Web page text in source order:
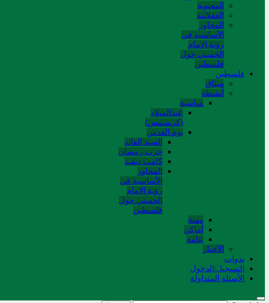
المعنوية
العقلانية
المحاور
الأساسیة في
رؤیة الإمام
الخمیني حول
فلسطین
فلسطین
میثاق
أنشطة
مناسبة
عیدالمیلاد
(کریسمس)
یوم القدس
السید القائد
حرب رمضان
کامب دیفید
المحاور
الأساسية في
رؤية الإمام
الخميني حول
فلسطین
مهنة
أماکن
عامة
الأخبار
ندوات
التسجیل/الدخول
الأسئلة المتداولة